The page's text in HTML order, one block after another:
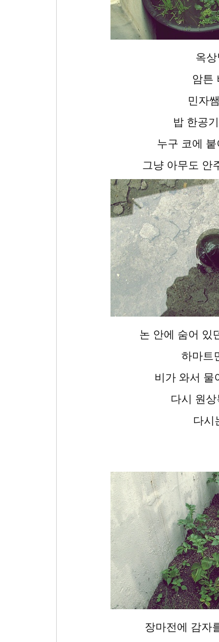
옥
암튼
민자
밥 한공
누구 코에
그냥 아무도 안
논 안에 숨어 있
하마트
비가 와서 물
다시 원
다시
장마전에 감자